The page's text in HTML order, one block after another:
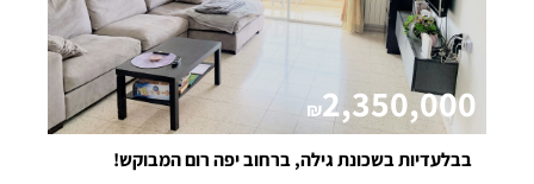
₪2,350,000
בבלעדיות בשכונת גילה, ברחוב יפה רום המבוקש!